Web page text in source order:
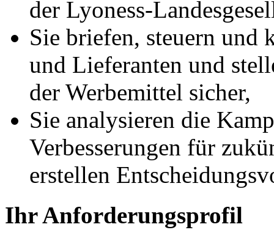
der Lyoness-
Sie briefen, steuern und
und Lieferanten und
der Werbemittel sicher,
Sie analysieren die
Verbesserungen für
erstellen
Ihr Anforderungsprofil